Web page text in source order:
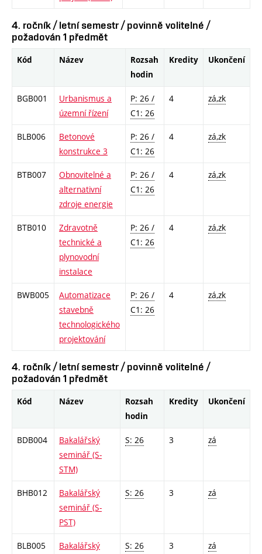
4. ročník / letní semestr / povinně volitelné /
požadován 1 předmět
Kód Název
Rozsah
hodin
Kredity Ukončení
BGB001
Urbanismus a
územní řízení
P: 26 /
C1: 26
4 zá,zk
BLB006
Betonové
konstrukce 3
P: 26 /
C1: 26
4 zá,zk
BTB007
Obnovitelné a
alternativní
zdroje energie
P: 26 /
C1: 26
4 zá,zk
BTB010
Zdravotně
technické a
plynovodní
instalace
P: 26 /
C1: 26
4 zá,zk
BWB005
Automatizace
stavebně
technologického
projektování
P: 26 /
C1: 26
4 zá,zk
4. ročník / letní semestr / povinně volitelné /
požadován 1 předmět
Kód Název
Rozsah
hodin
Kredity Ukončení
BDB004
Bakalářský
seminář (S-
STM)
S: 26 3 zá
BHB012
Bakalářský
seminář (S-
PST)
S: 26 3 zá
BLB005
Bakalářský
S: 26 3 zá